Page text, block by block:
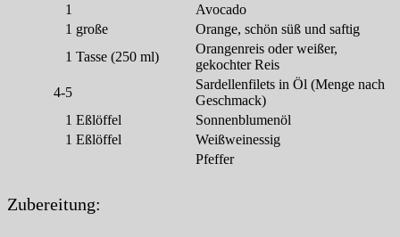
1
Avocado
1 große
Orange, schön süß und saftig
1 Tasse (250 ml)
Orangenreis oder weißer,
gekochter Reis
4-5
Sardellenfilets in Öl (Menge nach
Geschmack)
1 Eßlöffel
Sonnenblumenöl
1 Eßlöffel
Weißweinessig
Pfeffer
Zubereitung: